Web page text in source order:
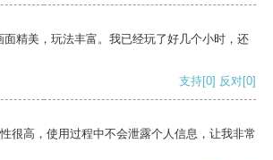
精美，玩法丰富。我已经玩了好几个小时，还
支持[0] 反对[0]
很高，使用过程中不会泄露个人信息，让我非常